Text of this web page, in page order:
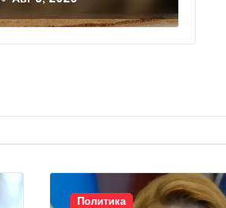
передумал
Политика